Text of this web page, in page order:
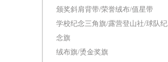
颁奖斜肩背带/荣誉绒布/值星带
学校纪念三角旗/露营登山社/球队纪
念旗
绒布旗/烫金奖旗